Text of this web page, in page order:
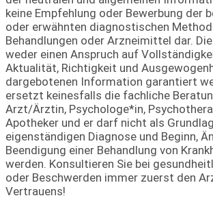
keine Empfehlung oder Bewerbung der
oder erwähnten diagnostischen
Behandlungen oder Arzneimittel dar.
weder einen Anspruch auf
Aktualität, Richtigkeit und
dargebotenen Information garantiert
ersetzt keinesfalls die fachliche
Arzt/Ärztin, Psychologe*in,
Apotheker und er darf nicht als
eigenständigen Diagnose und Beginn,
Beendigung einer Behandlung von
werden. Konsultieren Sie bei
oder Beschwerden immer zuerst den
Vertrauens!